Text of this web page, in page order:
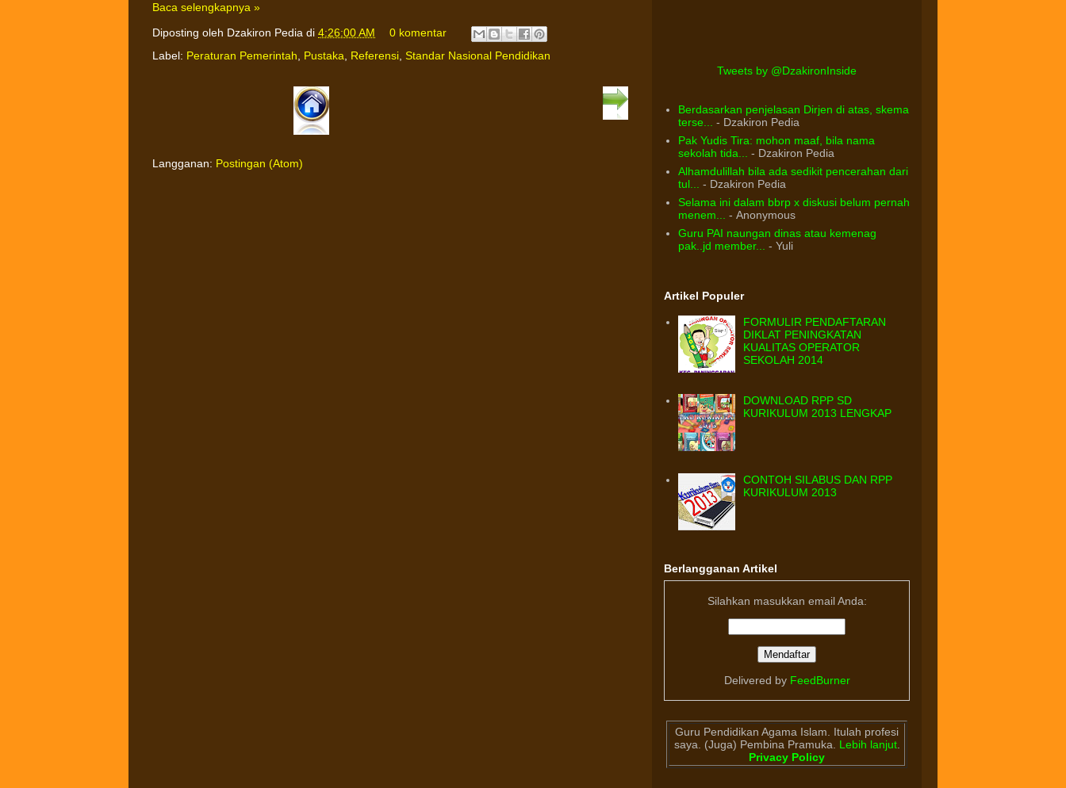
Baca selengkapnya »
Diposting oleh Dzakiron Pedia di 4:26:00 AM
0 komentar
Label: Peraturan Pemerintah, Pustaka, Referensi, Standar Nasional Pendidikan
Langganan: Postingan (Atom)
Tweets by @DzakironInside
Berdasarkan penjelasan Dirjen di atas, skema
terse...
- Dzakiron Pedia
Pak Yudis Tira: mohon maaf, bila nama
sekolah tida...
- Dzakiron Pedia
Alhamdulillah bila ada sedikit pencerahan dari
tul...
- Dzakiron Pedia
Selama ini dalam bbrp x diskusi belum pernah
menem...
- Anonymous
Guru PAI naungan dinas atau kemenag
pak..jd member...
- Yuli
Artikel Populer
FORMULIR PENDAFTARAN
DIKLAT PENINGKATAN
KUALITAS OPERATOR
SEKOLAH 2014
DOWNLOAD RPP SD
KURIKULUM 2013 LENGKAP
CONTOH SILABUS DAN RPP
KURIKULUM 2013
Berlangganan Artikel
Silahkan masukkan email Anda:
Delivered by FeedBurner
Guru Pendidikan Agama Islam. Itulah profesi
saya. (Juga) Pembina Pramuka.
Lebih lanjut.
Privacy Policy